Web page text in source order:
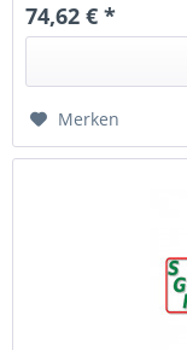
74,62 € *
Merken